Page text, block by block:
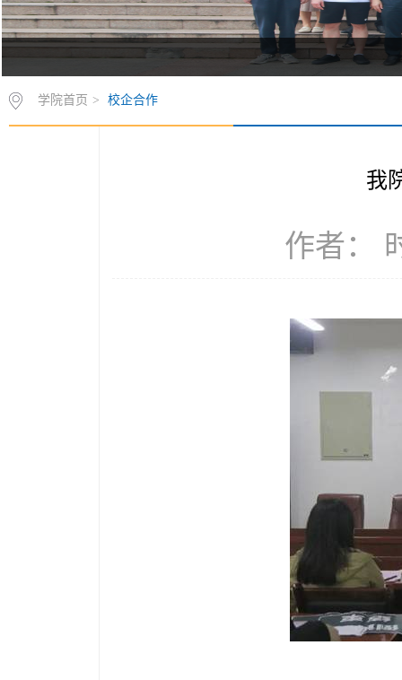
学院首页 > 校企合作
我
作者：